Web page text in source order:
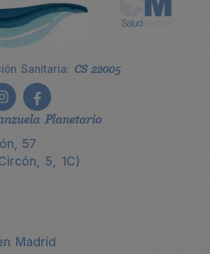
Sanitaria: CS 22005
Planetario
57
5, 1C)
Madrid